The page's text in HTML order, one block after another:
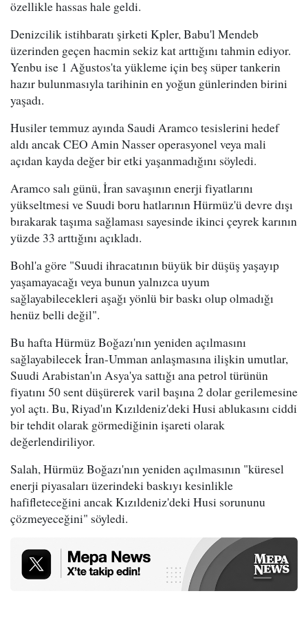
özellikle hassas hale geldi.
Denizcilik istihbaratı şirketi Kpler, Babu'l Mendeb
üzerinden geçen hacmin sekiz kat arttığını tahmin ediyor.
Yenbu ise 1 Ağustos'ta yükleme için beş süper tankerin
hazır bulunmasıyla tarihinin en yoğun günlerinden birini
yaşadı.
Husiler temmuz ayında Saudi Aramco tesislerini hedef
aldı ancak CEO Amin Nasser operasyonel veya mali
açıdan kayda değer bir etki yaşanmadığını söyledi.
Aramco salı günü, İran savaşının enerji fiyatlarını
yükseltmesi ve Suudi boru hatlarının Hürmüz'ü devre dışı
bırakarak taşıma sağlaması sayesinde ikinci çeyrek karının
yüzde 33 arttığını açıkladı.
Bohl'a göre "Suudi ihracatının büyük bir düşüş yaşayıp
yaşamayacağı veya bunun yalnızca uyum
sağlayabilecekleri aşağı yönlü bir baskı olup olmadığı
henüz belli değil".
Bu hafta Hürmüz Boğazı'nın yeniden açılmasını
sağlayabilecek İran-Umman anlaşmasına ilişkin umutlar,
Suudi Arabistan'ın Asya'ya sattığı ana petrol türünün
fiyatını 50 sent düşürerek varil başına 2 dolar gerilemesine
yol açtı. Bu, Riyad'ın Kızıldeniz'deki Husi ablukasını ciddi
bir tehdit olarak görmediğinin işareti olarak
değerlendiriliyor.
Salah, Hürmüz Boğazı'nın yeniden açılmasının "küresel
enerji piyasaları üzerindeki baskıyı kesinlikle
hafifleteceğini ancak Kızıldeniz'deki Husi sorununu
çözmeyeceğini" söyledi.